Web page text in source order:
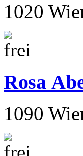
1020
Rosa
1090